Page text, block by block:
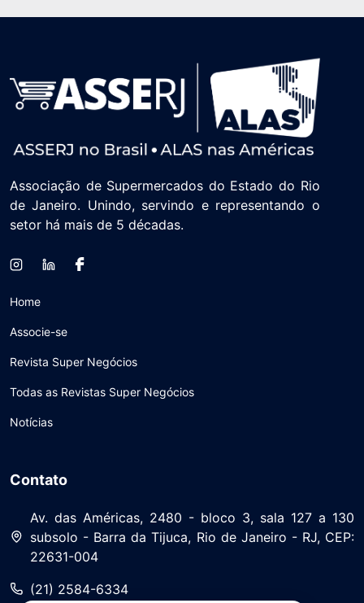
Associação de Supermercados do Estado do Rio
de Janeiro. Unindo, servindo e representando o
setor há mais de 5 décadas.
Home
Associe-se
Revista Super Negócios
Todas as Revistas Super Negócios
Notícias
Contato
Av. das Américas, 2480 - bloco 3, sala 127 a 130
subsolo - Barra da Tijuca, Rio de Janeiro - RJ, CEP:
22631-004
(21) 2584-6334